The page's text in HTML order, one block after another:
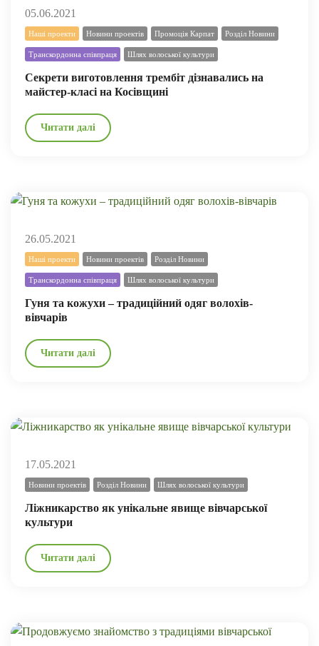
05.06.2021
Наші проекти Новини проектів Промоція Карпат Розділ Новини
Транскордонна співпраця Шлях волоської культури
Секрети виготовлення трембіт дізнавались на
майстер-класі на Косівщині
Читати далі
26.05.2021
Наші проекти Новини проектів Розділ Новини
Транскордонна співпраця Шлях волоської культури
Гуня та кожухи – традиційний одяг волохів-
вівчарів
Читати далі
17.05.2021
Новини проектів Розділ Новини Шлях волоської культури
Ліжникарство як унікальне явище вівчарської
культури
Читати далі